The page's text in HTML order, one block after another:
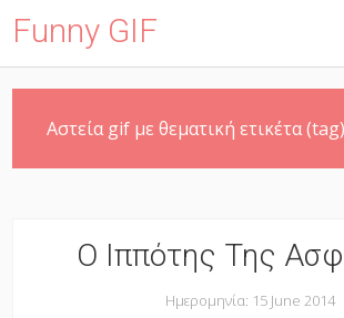
main
Funny GIF
Αστεία gif με θεματική ετικέτα
Ο Ιππότης Της
Ημερομηνία: 15 June 2014